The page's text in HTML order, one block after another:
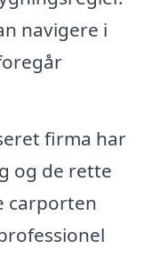
navigere i
firma har
og de rette
carporten